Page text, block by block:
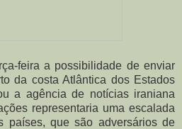
feira a possibilidade de enviar
da costa Atlântica dos Estados
a agência de notícias iraniana
representaria uma escalada
países, que são adversários de